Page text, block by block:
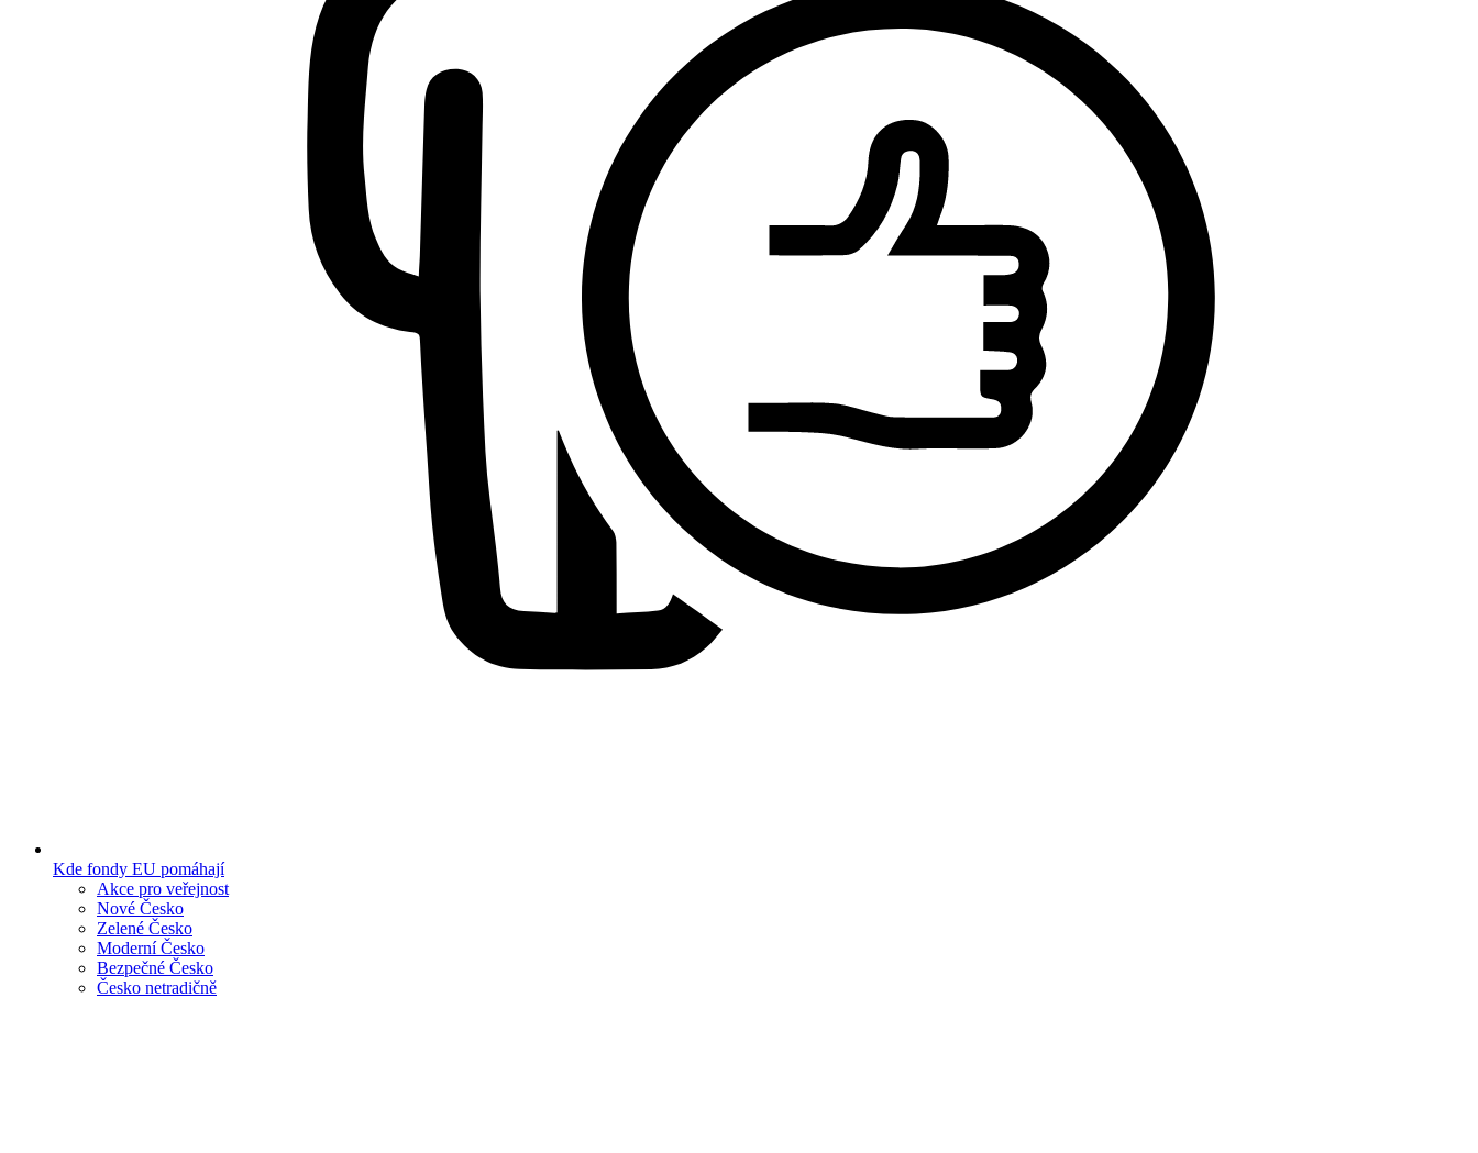
Kde fondy EU pomáhají
Akce pro veřejnost
Nové Česko
Zelené Česko
Moderní Česko
Bezpečné Česko
Česko netradičně